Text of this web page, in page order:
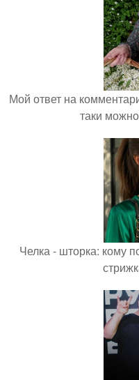
Мой ответ на
таки
Челка - шторка: кому